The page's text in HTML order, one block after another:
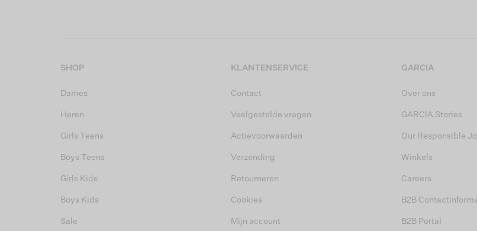
SHOP
Dames
Heren
Girls Teens
Boys Teens
Girls Kids
Boys Kids
Sale
KLANTENSERVICE
Contact
Veelgestelde vragen
Actievoorwaarden
Verzending
Retourneren
Cookies
Mijn account
GARCIA
Over ons
GARCIA Stories
Our Responsible
Winkels
Careers
B2B
B2B Portal